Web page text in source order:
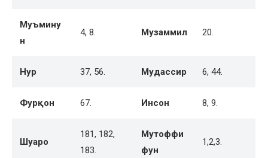
Муъмину
н
4, 8. Музаммил 20.
Нур 37, 56. Мудассир 6, 44.
Фурқон 67. Инсон 8, 9.
Шуаро
181, 182,
183.
Мутоффи
фун
1,2,3.